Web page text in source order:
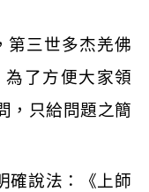
第三世多杰羌佛
了方便大家領
，只給問題之簡
確說法：《上師